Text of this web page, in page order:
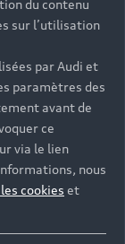
d’entretien
du contenu
sur l’utilisation
par Audi et
paramètres des
avant de
ce
via le lien
nous
cookies et